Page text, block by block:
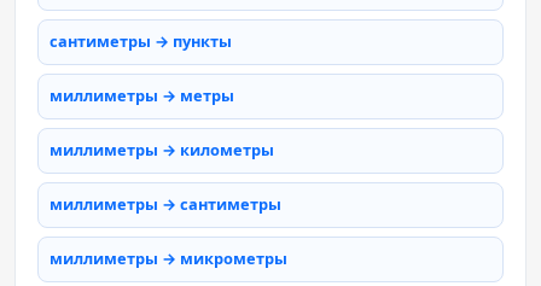
сантиметры → пункты
миллиметры → метры
миллиметры → километры
миллиметры → сантиметры
миллиметры → микрометры